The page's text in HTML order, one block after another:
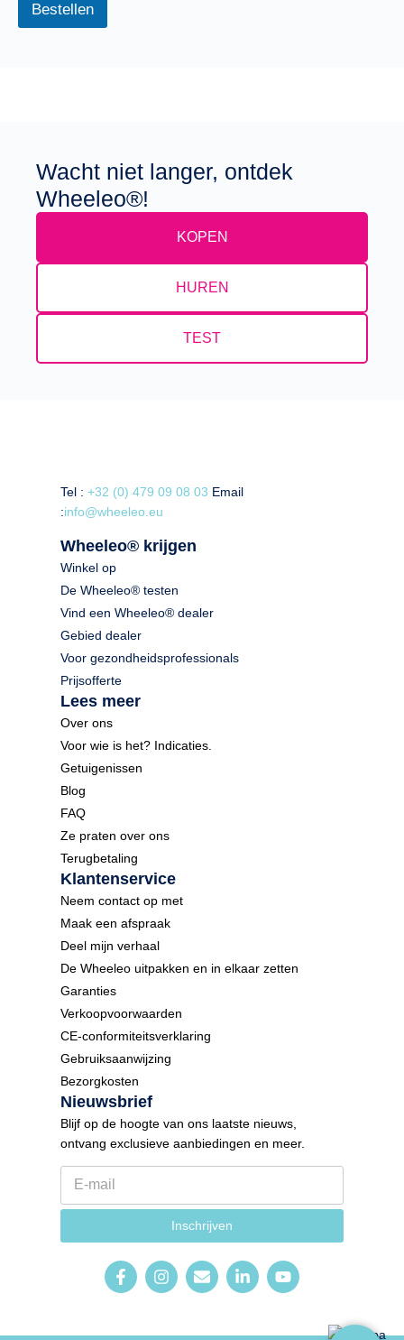
Bestellen
Wacht niet langer, ontdek
Wheeleo®!
KOPEN
HUREN
TEST
Tel :+32 (0) 479 09 08 03 Email
:info@wheeleo.eu
Wheeleo® krijgen
Winkel op
De Wheeleo® testen
Vind een Wheeleo® dealer
Gebied dealer
Voor gezondheidsprofessionals
Prijsofferte
Lees meer
Over ons
Voor wie is het? Indicaties.
Getuigenissen
Blog
FAQ
Ze praten over ons
Terugbetaling
Klantenservice
Neem contact op met
Maak een afspraak
Deel mijn verhaal
De Wheeleo uitpakken en in elkaar zetten
Garanties
Verkoopvoorwaarden
CE-conformiteitsverklaring
Gebruiksaanwijzing
Bezorgkosten
Nieuwsbrief
Blijf op de hoogte van ons laatste nieuws,
ontvang exclusieve aanbiedingen en meer.
E
m
t
a
Inschrijven